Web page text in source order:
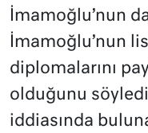
İmamoğlu’nun
İmamoğlu’nun
diplomalarını
olduğunu
iddiasında